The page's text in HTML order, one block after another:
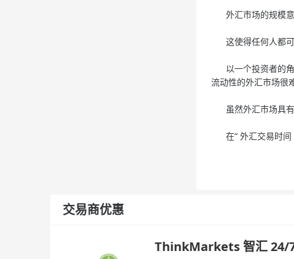
外汇市场的规模意
这使得任何人都可
以一个投资者的角
流动性的外汇市场很
虽然外汇市场具有
在“ 外汇交易时间
交易商优惠
ThinkMarkets 智汇 24/